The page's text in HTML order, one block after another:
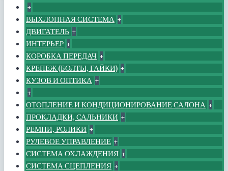
+
ВЫХЛОПНАЯ СИСТЕМА +
ДВИГАТЕЛЬ +
ИНТЕРЬЕР +
КОРОБКА ПЕРЕДАЧ +
КРЕПЕЖ (БОЛТЫ, ГАЙКИ) +
КУЗОВ И ОПТИКА +
+
ОТОПЛЕНИЕ И КОНДИЦИОНИРОВАНИЕ САЛОНА +
ПРОКЛАДКИ, САЛЬНИКИ +
РЕМНИ, РОЛИКИ +
РУЛЕВОЕ УПРАВЛЕНИЕ +
СИСТЕМА ОХЛАЖДЕНИЯ +
СИСТЕМА СЦЕПЛЕНИЯ +